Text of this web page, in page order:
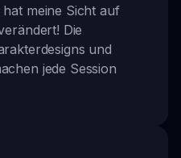
meine Sicht auf
Die
und
jede Session